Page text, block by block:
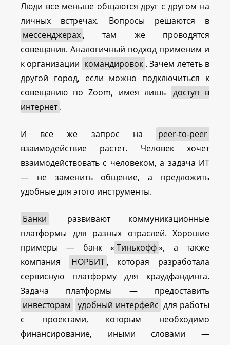
Люди все меньше общаются друг с другом на
личных встречах. Вопросы решаются в
мессенджерах, там же проводятся
совещания. Аналогичный подход применим и
к организации командировок . Зачем лететь в
другой город, если можно подключиться к
совещанию по Zoom, имея лишь
доступ в
интернет .
И все же запрос на
peer-to-peer
взаимодействие растет. Человек хочет
взаимодействовать с человеком, а задача ИТ
— не заменить общение, а предложить
удобные для этого инструменты.
Банки
развивают коммуникационные
платформы для разных отраслей. Хорошие
примеры — банк « Тинькофф», а также
компания
НОРБИТ, которая разработала
сервисную платформу для краудфандинга.
Задача платформы — предоставить
инвесторам
удобный интерфейс для работы
с проектами, которым необходимо
финансирование, иными словами —